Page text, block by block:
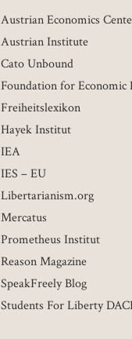
Austrian Economics
Austrian Institute
Cato Unbound
Foundation for Economic
Freiheitslexikon
Hayek Institut
IEA
IES – EU
Libertarianism.org
Mercatus
Prometheus Institut
Reason Magazine
SpeakFreely Blog
Students For Liberty